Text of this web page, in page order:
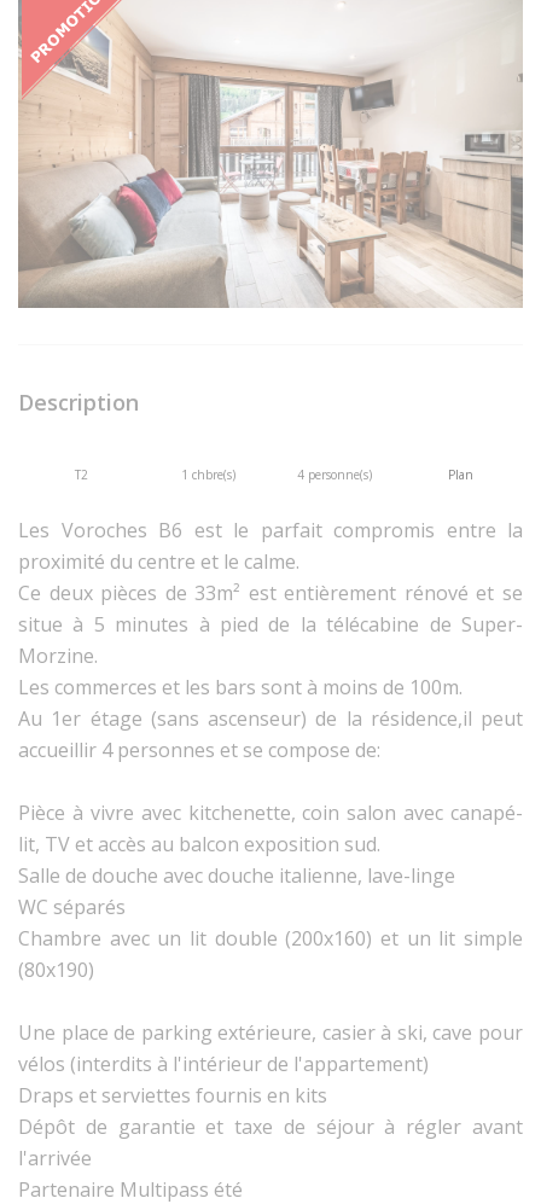
Description
T2 1 chbre(s) 4 personne(s) Plan
Les Voroches B6 est le parfait compromis entre la
proximité du centre et le calme.
Ce deux pièces de 33m² est entièrement rénové et se
situe à 5 minutes à pied de la télécabine de Super-
Morzine.
Les commerces et les bars sont à moins de 100m.
Au 1er étage (sans ascenseur) de la résidence,il peut
accueillir 4 personnes et se compose de:
Pièce à vivre avec kitchenette, coin salon avec canapé-
lit, TV et accès au balcon exposition sud.
Salle de douche avec douche italienne, lave-linge
WC séparés
Chambre avec un lit double (200x160) et un lit simple
(80x190)
Une place de parking extérieure, casier à ski, cave pour
vélos (interdits à l'intérieur de l'appartement)
Draps et serviettes fournis en kits
Dépôt de garantie et taxe de séjour à régler avant
l'arrivée
Partenaire Multipass été